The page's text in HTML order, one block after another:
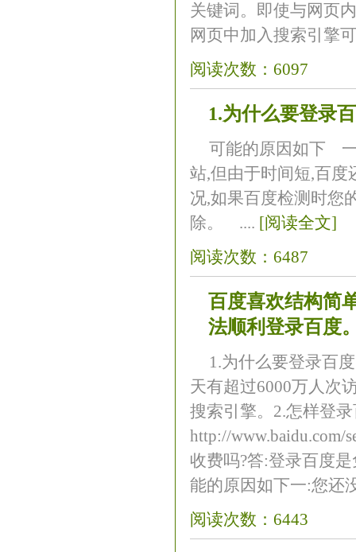
关键词。即使与网页
网页中加入搜索引擎
阅读次数：6097
1.为什么要登录
可能的原因如下
站,但由于时间短,百
况,如果百度检测时
除。 .... [阅读全文]
阅读次数：6487
百度喜欢结构简
法顺利登录百度
1.为什么要登录百
天有超过6000万人次
搜索引擎。2.怎样登
http://www.baidu.com/
收费吗?答:登录百度
能的原因如下一:您还
阅读次数：6443